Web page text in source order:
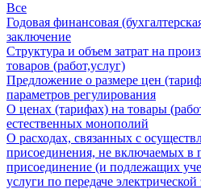
Все
Годовая финансовая
заключение
Структура и объем затрат на
товаров (работ,услуг)
Предложение о размере цен
параметров регулирования
О ценах (тарифах) на товары
естественных монополий
О расходах, связанных с
присоединения, не включаемых в
присоединение (и подлежащих
услуги по передаче